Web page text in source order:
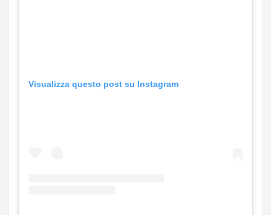
Visualizza questo post su Instagram